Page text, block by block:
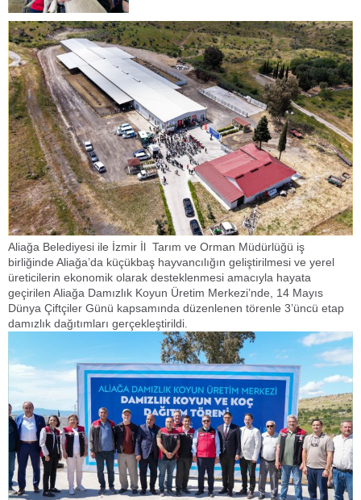
Aliağa Belediyesi ile İzmir İl Tarım ve Orman Müdürlüğü iş
birliğinde Aliağa’da küçükbaş hayvancılığın geliştirilmesi ve yerel
üreticilerin ekonomik olarak desteklenmesi amacıyla hayata
geçirilen Aliağa Damızlık Koyun Üretim Merkezi’nde, 14 Mayıs
Dünya Çiftçiler Günü kapsamında düzenlenen törenle 3’üncü etap
damızlık dağıtımları gerçekleştirildi.